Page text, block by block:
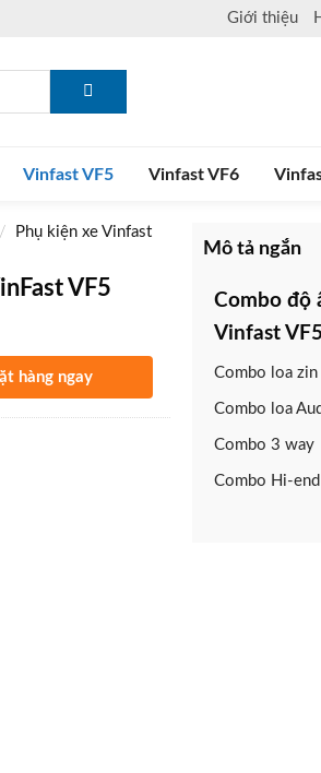
Giới thiệu
Vinfast VF5 Vinfast VF6
/
Phụ kiện xe Vinfast
VF5
hàng ngay
Mô tả ngắn
Combo độ
Vinfast
Combo loa zin
Combo loa
Combo 3 way
Combo Hi-end